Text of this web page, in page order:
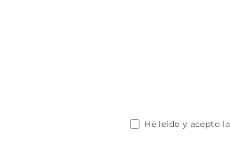
He leído y acepto la